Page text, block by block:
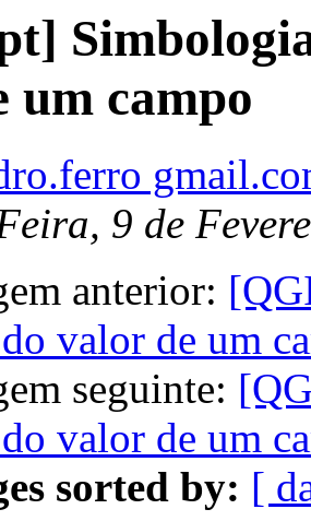
um campo
9 de
anterior:
valor de um
seguinte:
valor de um
sorted by: [